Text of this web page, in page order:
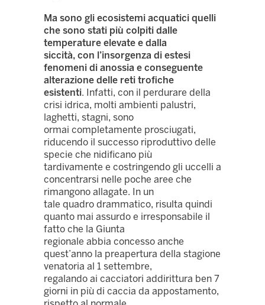
Ma sono gli ecosistemi acquatici quelli
che sono stati più colpiti dalle
temperature elevate e dalla
siccità, con l’insorgenza di estesi
fenomeni di anossia e conseguente
alterazione delle reti trofiche
esistenti. Infatti, con il perdurare della
crisi idrica, molti ambienti palustri,
laghetti, stagni, sono
ormai completamente prosciugati,
riducendo il successo riproduttivo delle
specie che nidificano più
tardivamente e costringendo gli uccelli a
concentrarsi nelle poche aree che
rimangono allagate. In un
tale quadro drammatico, risulta quindi
quanto mai assurdo e irresponsabile il
fatto che la Giunta
regionale abbia concesso anche
quest’anno la preapertura della stagione
venatoria al 1 settembre,
regalando ai cacciatori addirittura ben 7
giorni in più di caccia da appostamento,